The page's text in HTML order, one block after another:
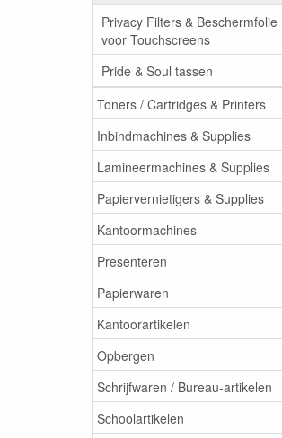
Privacy Filters & Beschermfolie
voor Touchscreens
Pride & Soul tassen
Toners / Cartridges & Printers
Inbindmachines & Supplies
Lamineermachines & Supplies
Papiervernietigers & Supplies
Kantoormachines
Presenteren
Papierwaren
Kantoorartikelen
Opbergen
Schrijfwaren / Bureau-artikelen
Schoolartikelen